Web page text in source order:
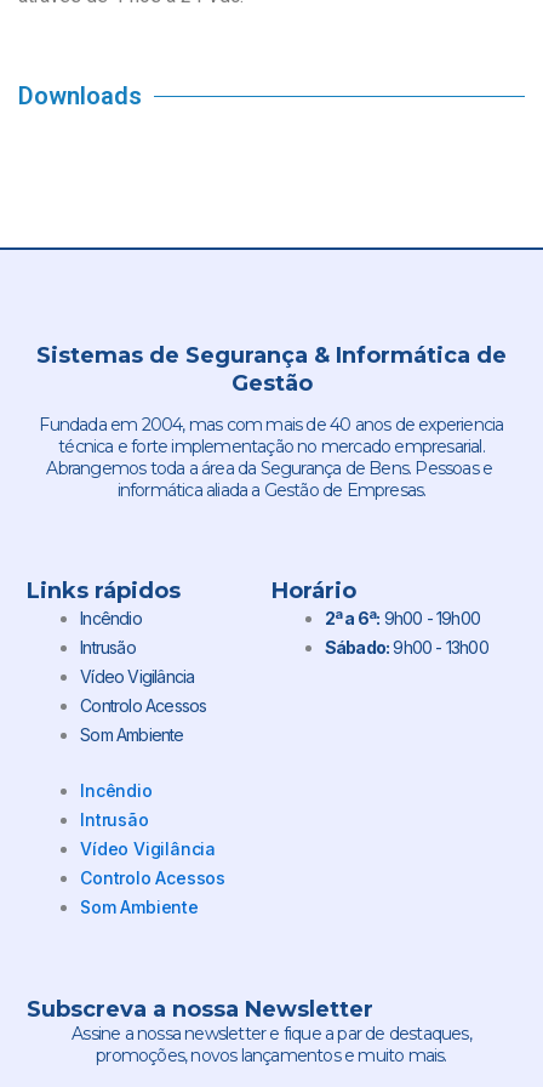
Downloads
Sistemas de Segurança & Informática de
Gestão
Fundada em 2004, mas com mais de 40 anos de experiencia
técnica e forte implementação no mercado empresarial.
Abrangemos toda a área da Segurança de Bens. Pessoas e
informática aliada a Gestão de Empresas.
Links rápidos
Incêndio
Intrusão
Vídeo Vigilância
Controlo Acessos
Som Ambiente
Incêndio
Intrusão
Vídeo Vigilância
Controlo Acessos
Som Ambiente
Horário
2ª a 6ª: 9h00 - 19h00
Sábado:9h00 - 13h00
Subscreva a nossa Newsletter
Assine a nossa newsletter e fique a par de destaques,
promoções, novos lançamentos e muito mais.